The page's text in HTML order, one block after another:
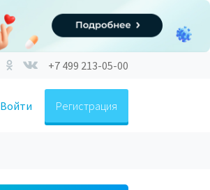
+7 499 213-05-00
Войти Регистрация